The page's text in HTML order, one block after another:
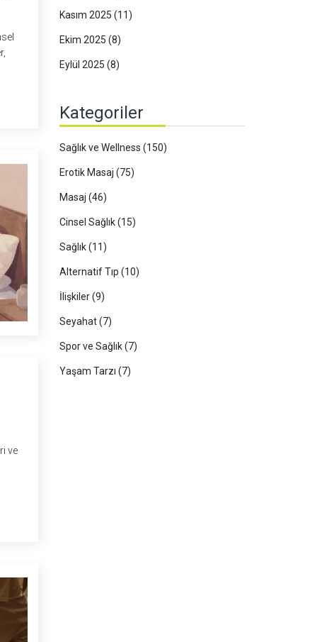
ve
Kasım 2025 (11)
Ekim 2025 (8)
Eylül 2025 (8)
Kategoriler
Sağlık ve Wellness (150)
Erotik Masaj (75)
Masaj (46)
Cinsel Sağlık(15)
Sağlık(11)
Alternatif Tıp (10)
İlişkiler(9)
Seyahat(7)
Spor ve Sağlık(7)
Yaşam Tarzı (7)